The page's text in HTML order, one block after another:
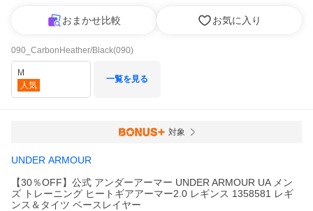
おまかせ比較 お気に入り
090_CarbonHeather/Black(090)
M
人気
一覧を見る
対象
UNDER ARMOUR
【30％OFF】公式 アンダーアーマー UNDER ARMOUR UA メン
ズ トレーニング ヒートギアアーマー2.0 レギンス 1358581 レギ
ンス＆タイツ ベースレイヤー